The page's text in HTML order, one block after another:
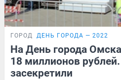
ГОРОД ДЕНЬ ГОРОДА — 2022
На День города
18 миллионов
засекретили